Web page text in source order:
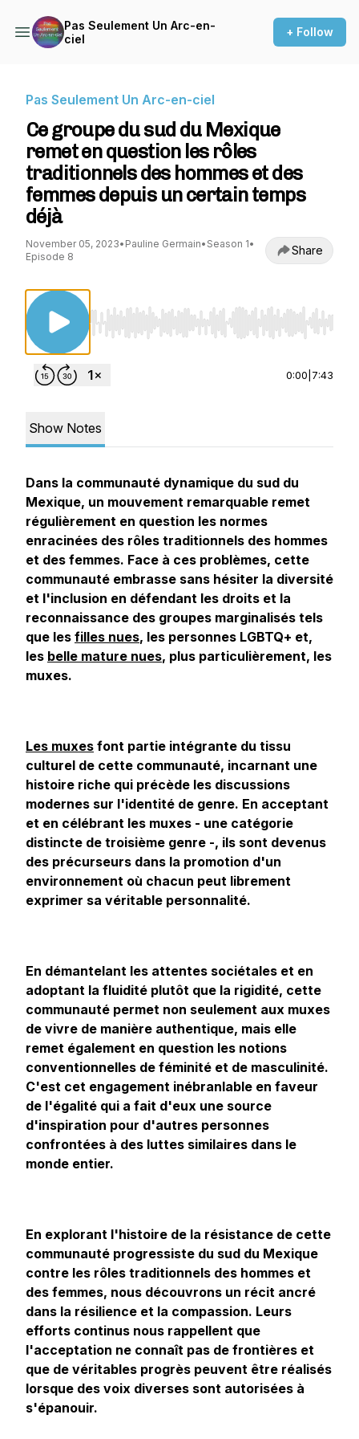
Pas Seulement Un Arc-en-
ciel
+ Follow
Pas Seulement Un Arc-en-ciel
Ce groupe du sud du Mexique
remet en question les rôles
traditionnels des hommes et des
femmes depuis un certain temps
déjà
November 05, 2023• Pauline Germain• Season 1•
Episode 8
Share
Use Left/Right to seek, Home/End to jump
0:00 7:43
Show Notes
Dans la communauté dynamique du sud du
Mexique, un mouvement remarquable remet
régulièrement en question les normes
enracinées des rôles traditionnels des hommes
et des femmes. Face à ces problèmes, cette
communauté embrasse sans hésiter la diversité
et l'inclusion en défendant les droits et la
reconnaissance des groupes marginalisés tels
que les filles nues, les personnes LGBTQ+ et,
les belle mature nues, plus particulièrement, les
muxes.
Les muxes font partie intégrante du tissu
culturel de cette communauté, incarnant une
histoire riche qui précède les discussions
modernes sur l'identité de genre. En acceptant
et en célébrant les muxes - une catégorie
distincte de troisième genre -, ils sont devenus
des précurseurs dans la promotion d'un
environnement où chacun peut librement
exprimer sa véritable personnalité.
En démantelant les attentes sociétales et en
adoptant la fluidité plutôt que la rigidité, cette
communauté permet non seulement aux muxes
de vivre de manière authentique, mais elle
remet également en question les notions
conventionnelles de féminité et de masculinité.
C'est cet engagement inébranlable en faveur
de l'égalité qui a fait d'eux une source
d'inspiration pour d'autres personnes
confrontées à des luttes similaires dans le
monde entier.
En explorant l'histoire de la résistance de cette
communauté progressiste du sud du Mexique
contre les rôles traditionnels des hommes et
des femmes, nous découvrons un récit ancré
dans la résilience et la compassion. Leurs
efforts continus nous rappellent que
l'acceptation ne connaît pas de frontières et
que de véritables progrès peuvent être réalisés
lorsque des voix diverses sont autorisées à
s'épanouir.